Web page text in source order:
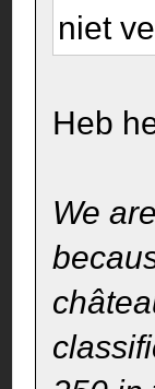
niet
Heb
We